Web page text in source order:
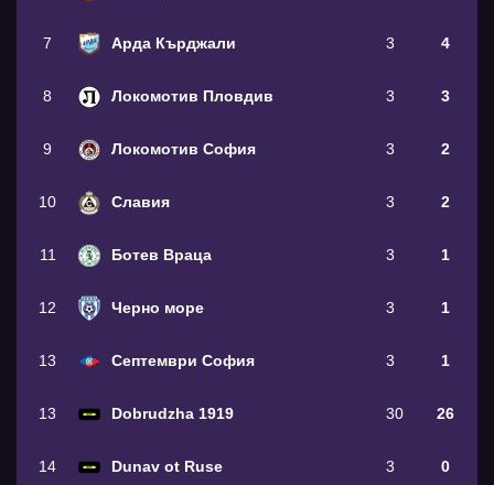
7 Арда Кърджали 3 4
8 Локомотив Пловдив 3 3
9 Локомотив София 3 2
10 Славия 3 2
11 Ботев Враца 3 1
12 Черно море 3 1
13 Септември София 3 1
13 Dobrudzha 1919 30 26
14 Dunav ot Ruse 3 0